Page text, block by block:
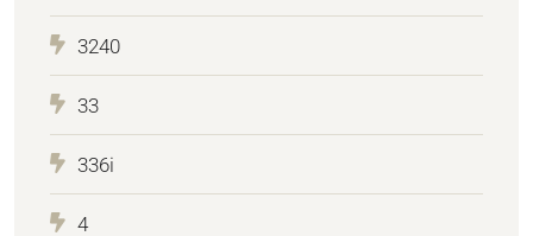
3240
33
336i
4